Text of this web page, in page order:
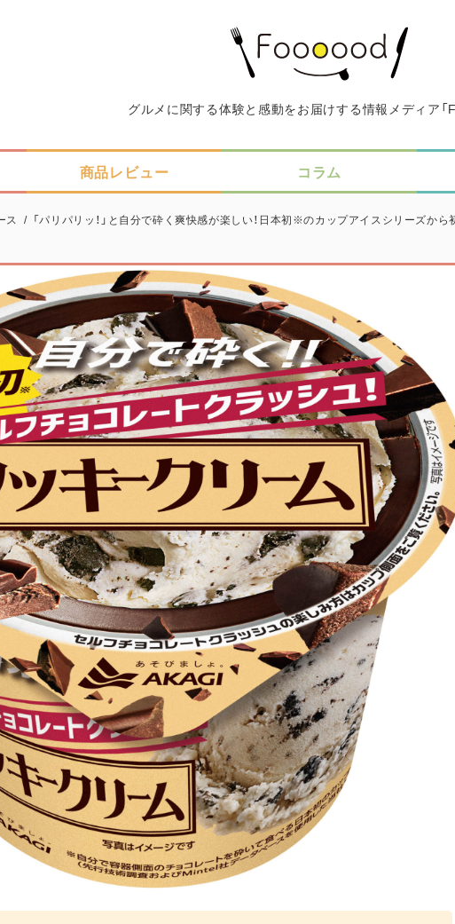
グルメに関する体験と感動をお届けする情報メディア「
商品レビュー コラム
ス / 「パリパリッ！」と自分で砕く爽快感が楽しい！日本初※のカップアイスシリーズから